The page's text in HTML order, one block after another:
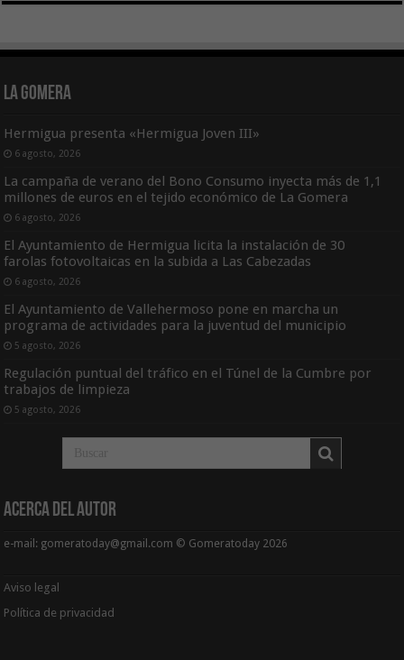
La Gomera
Hermigua presenta «Hermigua Joven III»
6 agosto, 2026
La campaña de verano del Bono Consumo inyecta más de 1,1
millones de euros en el tejido económico de La Gomera
6 agosto, 2026
El Ayuntamiento de Hermigua licita la instalación de 30
farolas fotovoltaicas en la subida a Las Cabezadas
6 agosto, 2026
El Ayuntamiento de Vallehermoso pone en marcha un
programa de actividades para la juventud del municipio
5 agosto, 2026
Regulación puntual del tráfico en el Túnel de la Cumbre por
trabajos de limpieza
5 agosto, 2026
Acerca del Autor
e-mail: gomeratoday@gmail.com © Gomeratoday 2026
Aviso legal
Política de privacidad